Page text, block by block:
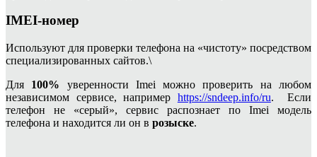
IMEI-номер
Используют для проверки телефона на «чистоту» посредством
специализированных сайтов.\
Для 100% уверенности Imei можно проверить на любом
независимом сервисе, например https://sndeep.info/ru. Если
телефон не «серый», сервис распознает по Imei модель
телефона и находится ли он в розыске.